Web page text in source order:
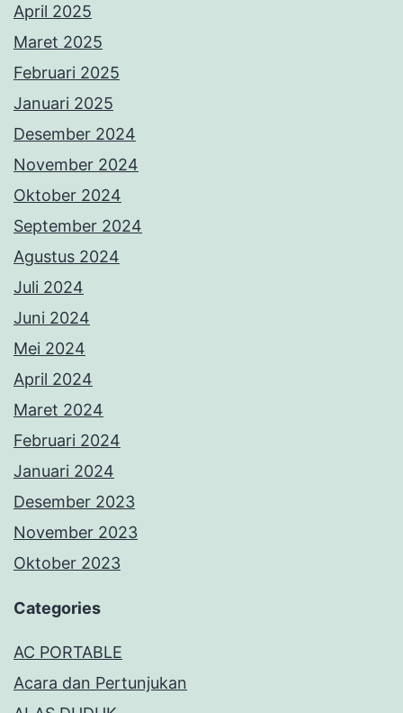
April 2025
Maret 2025
Februari 2025
Januari 2025
Desember 2024
November 2024
Oktober 2024
September 2024
Agustus 2024
Juli 2024
Juni 2024
Mei 2024
April 2024
Maret 2024
Februari 2024
Januari 2024
Desember 2023
November 2023
Oktober 2023
Categories
AC PORTABLE
Acara dan Pertunjukan